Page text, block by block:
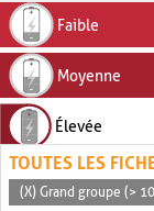
Faible
Moyenne
Élevée
TOUTES LES
(X) Grand groupe (>